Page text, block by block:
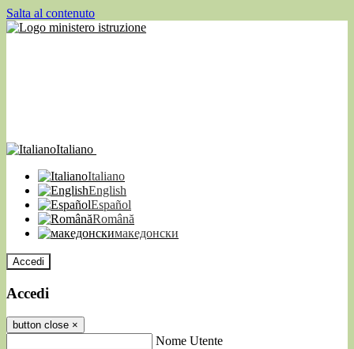
Salta al contenuto
Italiano
Italiano
English
Español
Română
македонски
Accedi
Accedi
button close ×
Nome Utente